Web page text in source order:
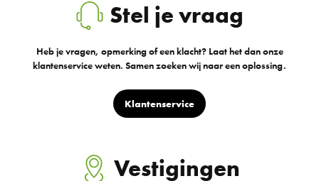
Stel je vraag
Heb je vragen, opmerking of een klacht? Laat het dan onze
klantenservice weten. Samen zoeken wij naar een oplossing.
Klantenservice
Vestigingen